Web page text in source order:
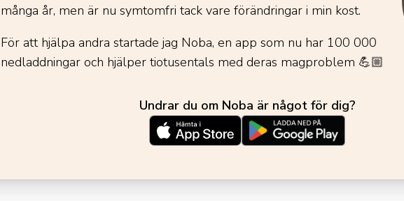
många år, men är nu symtomfri tack vare förändringar i min kost.
För att hjälpa andra startade jag Noba, en app som nu har 100 000
nedladdningar och hjälper tiotusentals med deras magproblem 💪🏼
Undrar du om Noba är något för dig?